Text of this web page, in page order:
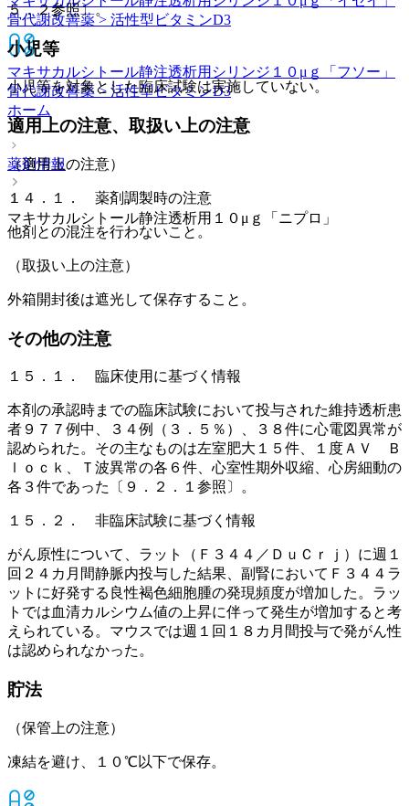
骨代謝改善薬 > 活性型ビタミンD3
マキサカルシトール静注透析用シリンジ１０μｇ「フソー」
骨代謝改善薬 > 活性型ビタミンD3
ホーム
薬剤情報
マキサカルシトール静注透析用１０μｇ「ニプロ」
５．２参照〕。
小児等
小児等を対象とした臨床試験は実施していない。
適用上の注意、取扱い上の注意
（適用上の注意）
１４．１． 薬剤調製時の注意
他剤との混注を行わないこと。
（取扱い上の注意）
外箱開封後は遮光して保存すること。
その他の注意
１５．１． 臨床使用に基づく情報
本剤の承認時までの臨床試験において投与された維持透析患
者９７７例中、３４例（３．５％）、３８件に心電図異常が
認められた。その主なものは左室肥大１５件、１度ＡＶ Ｂ
ｌｏｃｋ、Ｔ波異常の各６件、心室性期外収縮、心房細動の
各３件であった〔９．２．１参照〕。
１５．２． 非臨床試験に基づく情報
がん原性について、ラット（Ｆ３４４／ＤｕＣｒｊ）に週１
回２４カ月間静脈内投与した結果、副腎においてＦ３４４ラ
ットに好発する良性褐色細胞腫の発現頻度が増加した。ラッ
トでは血清カルシウム値の上昇に伴って発生が増加すると考
えられている。マウスでは週１回１８カ月間投与で発がん性
は認められなかった。
貯法
（保管上の注意）
凍結を避け、１０℃以下で保存。